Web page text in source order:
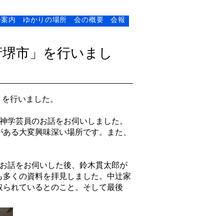
内 ゆかりの場所 会の概要 会報
市」を行いまし
行いました。
芸員のお話をお伺いしました。
る大変興味深い場所です。また、
話をお伺いした後、鈴木貫太郎が
くの資料を拝見しました。中辻家
れているとのこと。そして最後